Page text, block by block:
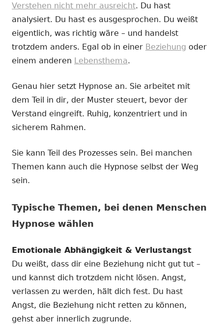
neuem
Fenster
öffnen
Verstehen nicht mehr ausreicht. Du hast
analysiert. Du hast es ausgesprochen. Du weißt
eigentlich, was richtig wäre – und handelst
trotzdem anders. Egal ob in einer Beziehung oder
einem anderen Lebensthema.
Genau hier setzt Hypnose an. Sie arbeitet mit
dem Teil in dir, der Muster steuert, bevor der
Verstand eingreift. Ruhig, konzentriert und in
sicherem Rahmen.
Sie kann Teil des Prozesses sein. Bei manchen
Themen kann auch die Hypnose selbst der Weg
sein.
Typische Themen, bei denen Menschen
Hypnose wählen
Emotionale Abhängigkeit & Verlustangst
Du weißt, dass dir eine Beziehung nicht gut tut –
und kannst dich trotzdem nicht lösen. Angst,
verlassen zu werden, hält dich fest. Du hast
Angst, die Beziehung nicht retten zu können,
gehst aber innerlich zugrunde.